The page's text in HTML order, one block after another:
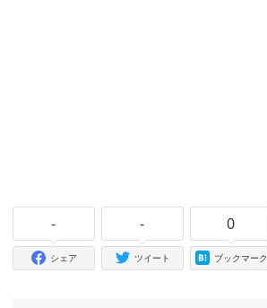
-
シェア
-
ツイート
0
ブックマーク